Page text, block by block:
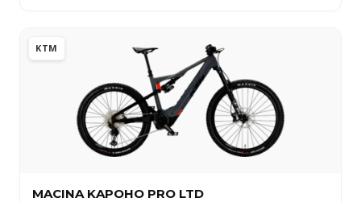
KTM
MACINA KAPOHO PRO LTD